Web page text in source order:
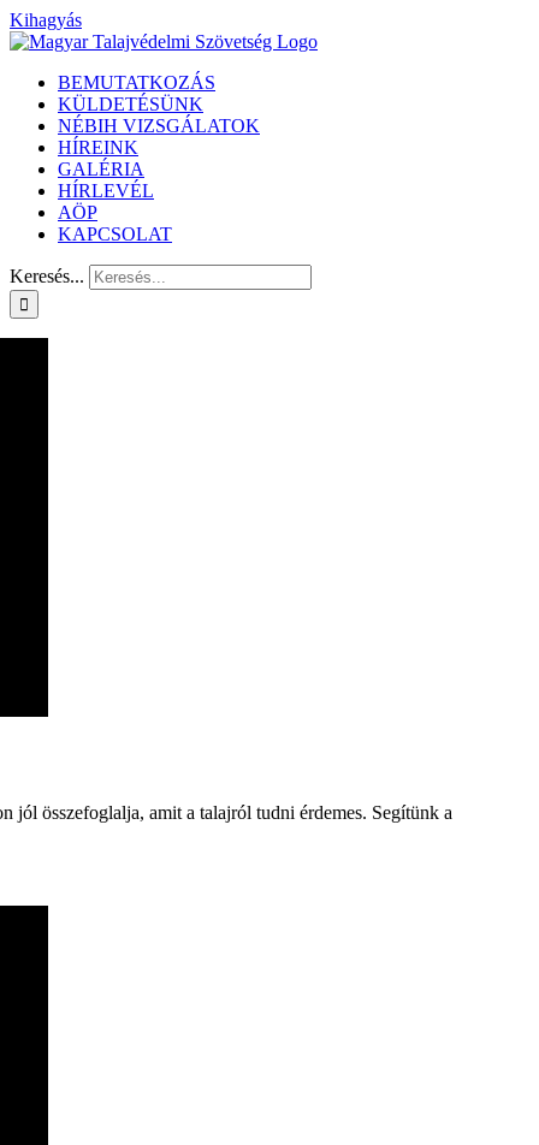
Kihagyás
BEMUTATKOZÁS
KÜLDETÉSÜNK
NÉBIH VIZSGÁLATOK
HÍREINK
GALÉRIA
HÍRLEVÉL
AÖP
KAPCSOLAT
Keresés...
összefoglalja, amit a talajról tudni érdemes. Segítünk a